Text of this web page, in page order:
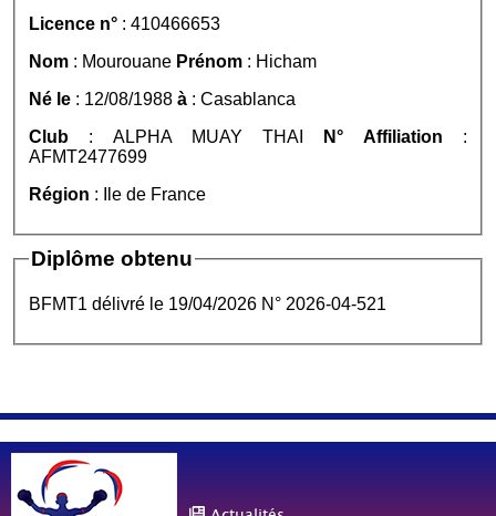
Licence n° : 410466653
Nom : Mourouane Prénom : Hicham
Né le : 12/08/1988 à : Casablanca
Club : ALPHA MUAY THAI N° Affiliation :
AFMT2477699
Région : Ile de France
Diplôme obtenu
BFMT1 délivré le 19/04/2026 N° 2026-04-521